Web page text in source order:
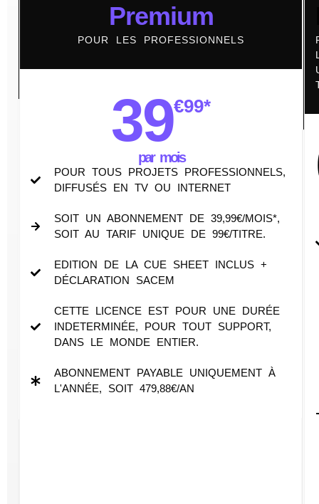
PARTICULIERS
0
UNIQUEMENT
PROJETS
PERSONNELS
DIFFUSÉS)
1,99€ PAR
TÉLÉCHARGEMENT
ABONNEMENT
REQUIS
Premium
POUR LES PROFESSIONNELS
39€99*
par mois
POUR TOUS PROJETS PROFESSIONNELS,
DIFFUSÉS EN TV OU INTERNET
SOIT UN ABONNEMENT DE 39,99€/MOIS*,
SOIT AU TARIF UNIQUE DE 99€/TITRE.
EDITION DE LA CUE SHEET INCLUS +
DÉCLARATION SACEM
CETTE LICENCE EST POUR UNE DURÉE
INDETERMINÉE, POUR TOUT SUPPORT,
DANS LE MONDE ENTIER.
ABONNEMENT PAYABLE UNIQUEMENT À
L'ANNÉE, SOIT 479,88€/AN